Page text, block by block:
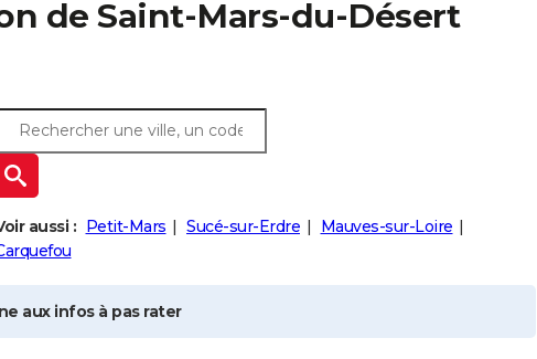
de Saint-Mars-du-Désert
aussi : Petit-Mars Sucé-sur-Erdre
Mauves-sur-Loire
aux infos à pas rater